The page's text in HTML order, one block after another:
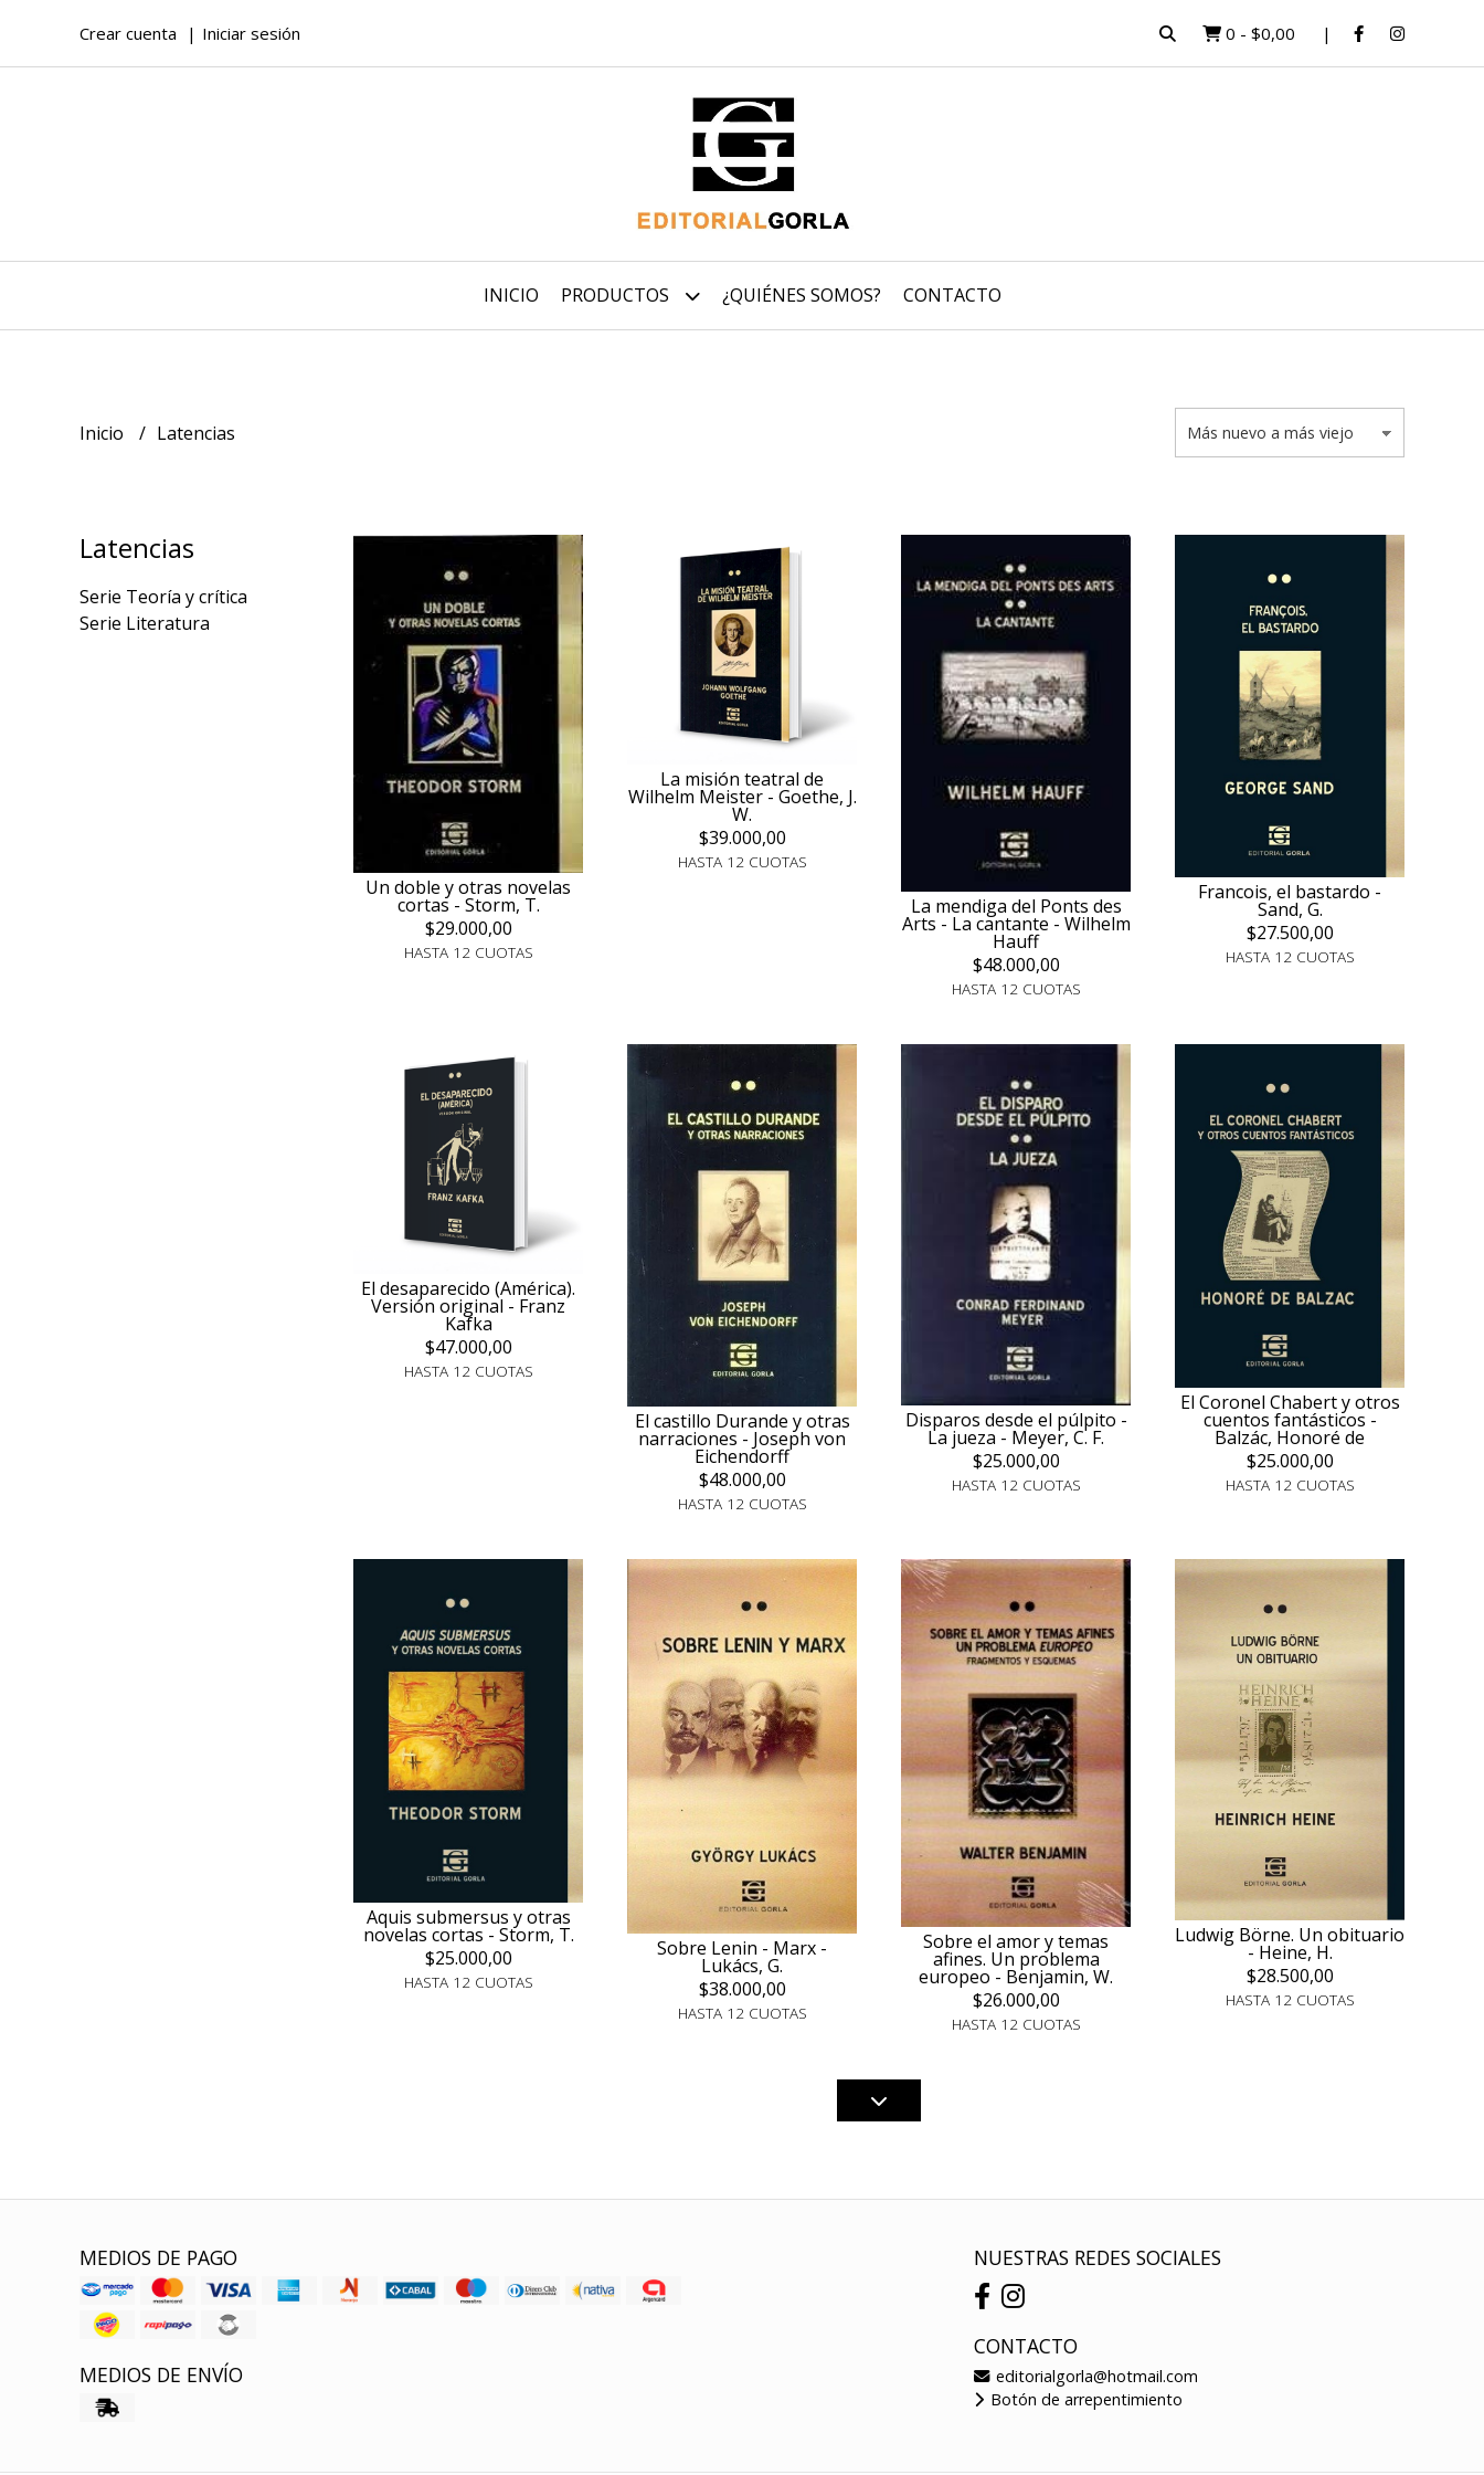
Crear cuenta Iniciar sesión 0 - $0,00
INICIO PRODUCTOS ¿QUIÉNES SOMOS? CONTACTO
Inicio Latencias
Latencias
Serie Teoría y crítica
Serie Literatura
Un doble y otras novelas
cortas - Storm, T.
$29.000,00
HASTA 12 CUOTAS
La misión teatral de
Wilhelm Meister - Goethe, J.
W.
$39.000,00
HASTA 12 CUOTAS
La mendiga del Ponts des
Arts - La cantante - Wilhelm
Hauff
$48.000,00
HASTA 12 CUOTAS
Francois, el bastardo -
Sand, G.
$27.500,00
HASTA 12 CUOTAS
El desaparecido (América).
Versión original - Franz
Kafka
$47.000,00
HASTA 12 CUOTAS
El castillo Durande y otras
narraciones - Joseph von
Eichendorff
$48.000,00
HASTA 12 CUOTAS
Disparos desde el púlpito -
La jueza - Meyer, C. F.
$25.000,00
HASTA 12 CUOTAS
El Coronel Chabert y otros
cuentos fantásticos -
Balzác, Honoré de
$25.000,00
HASTA 12 CUOTAS
Aquis submersus y otras
novelas cortas - Storm, T.
$25.000,00
HASTA 12 CUOTAS
Sobre Lenin - Marx -
Lukács, G.
$38.000,00
HASTA 12 CUOTAS
Sobre el amor y temas
afines. Un problema
europeo - Benjamin, W.
$26.000,00
HASTA 12 CUOTAS
Ludwig Börne. Un obituario
- Heine, H.
$28.500,00
HASTA 12 CUOTAS
MEDIOS DE PAGO
MEDIOS DE ENVÍO
NUESTRAS REDES SOCIALES
CONTACTO
editorialgorla@hotmail.com
Botón de arrepentimiento